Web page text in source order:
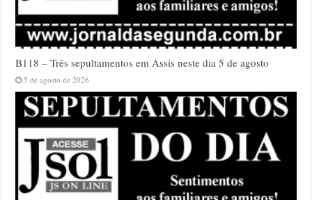
B118 – Três sepultamentos em Assis neste dia 5 de agosto
5 de agosto de 2026